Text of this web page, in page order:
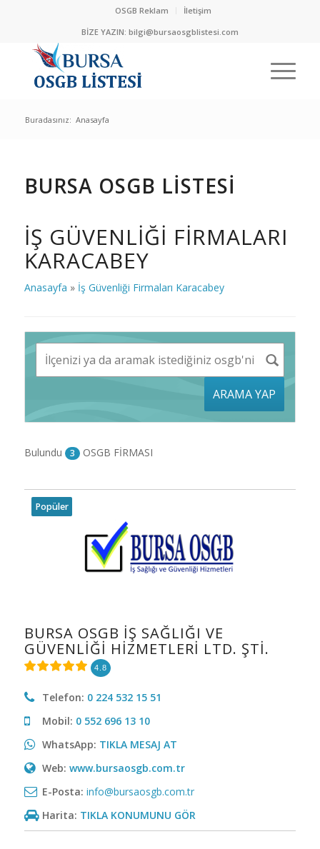
OSGB Reklam
İletişim
BİZE YAZIN: bilgi@bursaosgblistesi.com
Buradasınız: Anasayfa
BURSA OSGB LİSTESİ
İŞ GÜVENLIĞI FIRMALARI
KARACABEY
Anasayfa » İş Güvenliği Firmaları Karacabey
ARAMA YAP
Bulundu 3 OSGB FİRMASI
Popüler
BURSA OSGB İŞ SAĞLIĞI VE
GÜVENLIĞI HIZMETLERI LTD. ŞTI.
4.8
Telefon: 0 224 532 15 51
Mobil: 0 552 696 13 10
WhatsApp: TIKLA MESAJ AT
Web: www.bursaosgb.com.tr
E-Posta: info@bursaosgb.com.tr
Harita: TIKLA KONUMUNU GÖR